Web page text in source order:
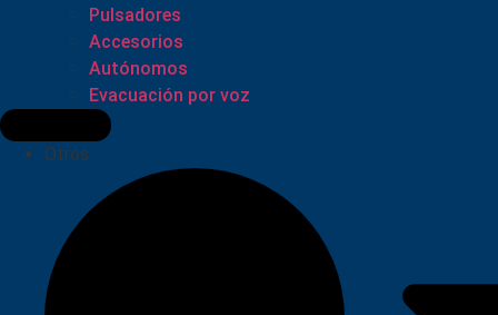
Pulsadores
Accesorios
Autónomos
Evacuación por voz
Otros